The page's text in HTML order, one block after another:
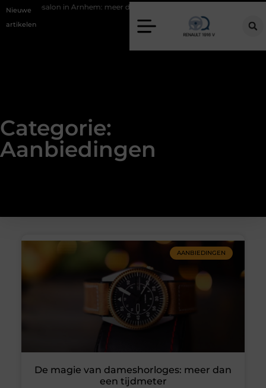
Nieuwe
artikelen
dan alleen een knipbeurt Barbecuevlees bestellen voor een
Categorie:
Aanbiedingen
AANBIEDINGEN
De magie van dameshorloges: meer dan
een tijdmeter